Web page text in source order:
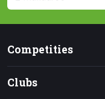
Competities
Clubs